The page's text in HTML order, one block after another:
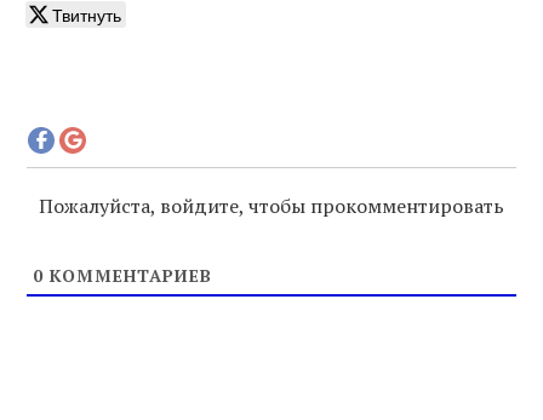
Твитнуть
Пожалуйста, войдите, чтобы прокомментировать
0 КОММЕНТАРИЕВ